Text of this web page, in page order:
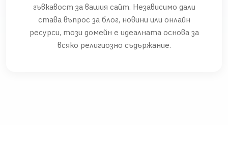
гъвкавост за вашия сайт. Независимо дали
става въпрос за блог, новини или онлайн
ресурси, този домейн е идеалната основа за
всяко религиозно съдържание.